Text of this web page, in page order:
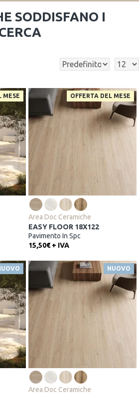
SODDISFANO I
MESE OFFERTA DEL MESE
Area Doc Ceramiche
EASY FLOOR 18X122
Pavimento In Spc
15,50€ + IVA
NUOVO
Area Doc Ceramiche